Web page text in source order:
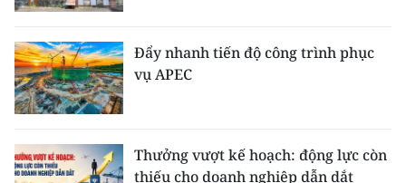
Đẩy nhanh tiến độ công trình phục
vụ APEC
Thưởng vượt kế hoạch: động lực còn
thiếu cho doanh nghiệp dẫn dắt